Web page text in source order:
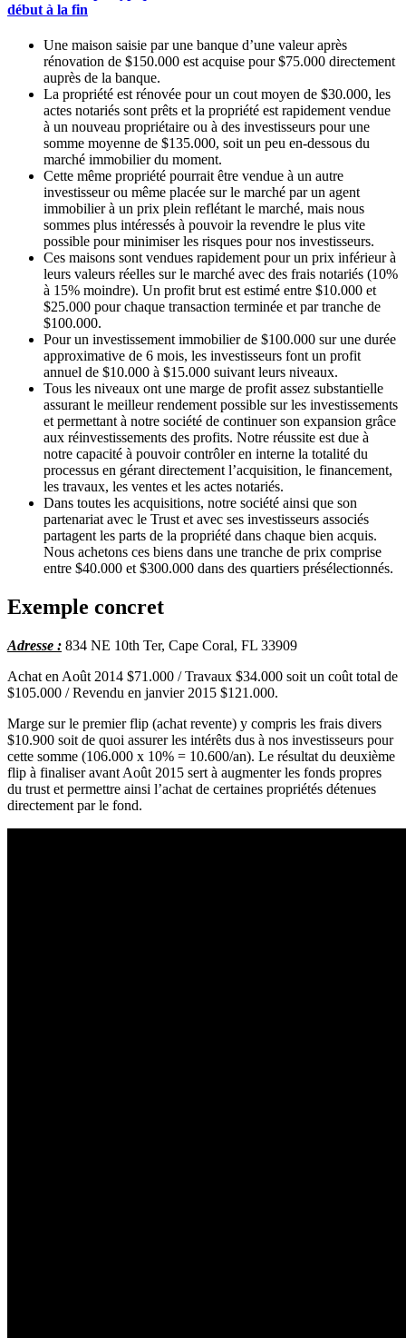
début à la fin
Une maison saisie par une banque d’une valeur après
rénovation de $150.000 est acquise pour $75.000 directement
auprès de la banque.
La propriété est rénovée pour un cout moyen de $30.000, les
actes notariés sont prêts et la propriété est rapidement vendue
à un nouveau propriétaire ou à des investisseurs pour une
somme moyenne de $135.000, soit un peu en-dessous du
marché immobilier du moment.
Cette même propriété pourrait être vendue à un autre
investisseur ou même placée sur le marché par un agent
immobilier à un prix plein reflétant le marché, mais nous
sommes plus intéressés à pouvoir la revendre le plus vite
possible pour minimiser les risques pour nos investisseurs.
Ces maisons sont vendues rapidement pour un prix inférieur à
leurs valeurs réelles sur le marché avec des frais notariés (10%
à 15% moindre). Un profit brut est estimé entre $10.000 et
$25.000 pour chaque transaction terminée et par tranche de
$100.000.
Pour un investissement immobilier de $100.000 sur une durée
approximative de 6 mois, les investisseurs font un profit
annuel de $10.000 à $15.000 suivant leurs niveaux.
Tous les niveaux ont une marge de profit assez substantielle
assurant le meilleur rendement possible sur les investissements
et permettant à notre société de continuer son expansion grâce
aux réinvestissements des profits. Notre réussite est due à
notre capacité à pouvoir contrôler en interne la totalité du
processus en gérant directement l’acquisition, le financement,
les travaux, les ventes et les actes notariés.
Dans toutes les acquisitions, notre société ainsi que son
partenariat avec le Trust et avec ses investisseurs associés
partagent les parts de la propriété dans chaque bien acquis.
Nous achetons ces biens dans une tranche de prix comprise
entre $40.000 et $300.000 dans des quartiers présélectionnés.
Exemple concret
Adresse : 834 NE 10th Ter, Cape Coral, FL 33909
Achat en Août 2014 $71.000 / Travaux $34.000 soit un coût total de
$105.000 / Revendu en janvier 2015 $121.000.
Marge sur le premier flip (achat revente) y compris les frais divers
$10.900 soit de quoi assurer les intérêts dus à nos investisseurs pour
cette somme (106.000 x 10% = 10.600/an). Le résultat du deuxième
flip à finaliser avant Août 2015 sert à augmenter les fonds propres
du trust et permettre ainsi l’achat de certaines propriétés détenues
directement par le fond.